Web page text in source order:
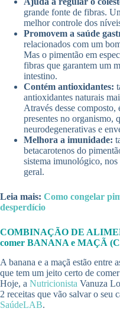
grande fonte de fibras.
melhor controle dos
Promovem a saúde
relacionados com um
Mas o pimentão em
fibras que garantem um
intestino.
Contém antioxidantes:
antioxidantes naturais
Através desse
presentes no organismo,
neurodegenerativas e
Melhora a imunidade:
betacarotenos do
sistema imunológico, nos
geral.
Leia mais: Como congelar
desperdício
COMBINAÇÃO DE
comer BANANA e MAÇÃ
A banana e a maçã estão entre
que tem um jeito certo de
Hoje, a Nutricionista Vanuza
2 receitas que vão salvar o seu
SaúdeLAB.